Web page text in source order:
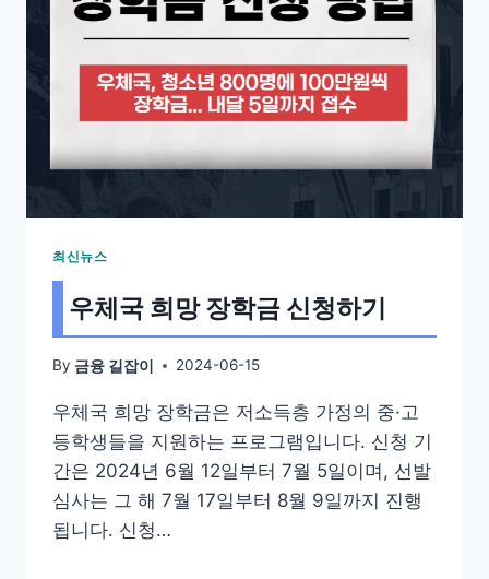
최신뉴스
우체국 희망 장학금 신청하기
By 금융 길잡이 2024-06-15
우체국 희망 장학금은 저소득층 가정의 중·고
등학생들을 지원하는 프로그램입니다. 신청 기
간은 2024년 6월 12일부터 7월 5일이며, 선발
심사는 그 해 7월 17일부터 8월 9일까지 진행
됩니다. 신청…